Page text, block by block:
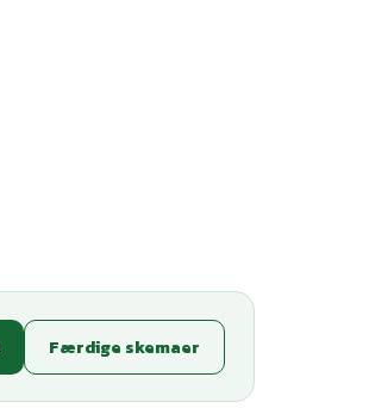
Færdige skemaer